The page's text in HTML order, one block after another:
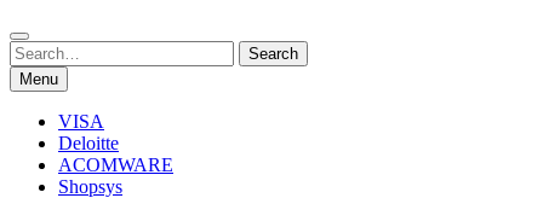
Search
for:
Search
Menu
VISA
Deloitte
ACOMWARE
Shopsys